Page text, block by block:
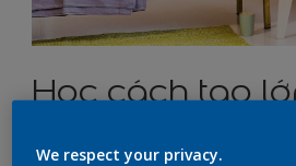
Học cách tạo
We respect your privacy.